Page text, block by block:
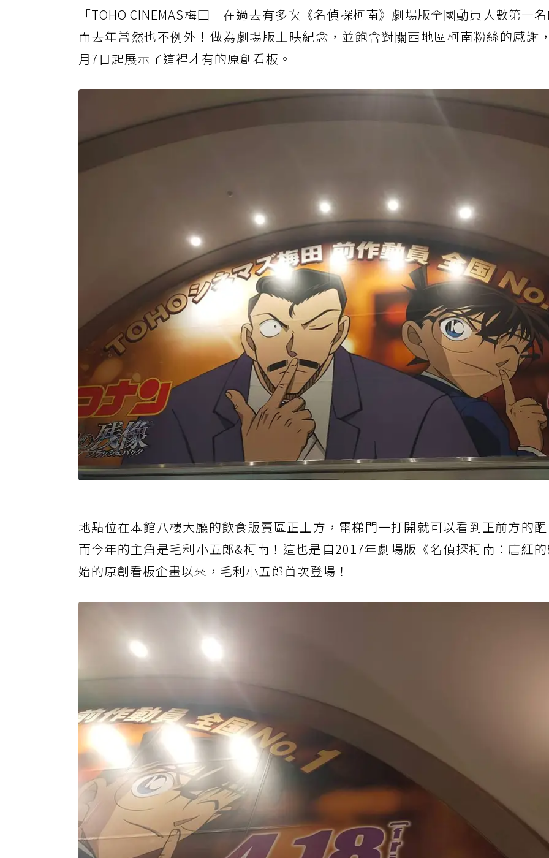
「TOHO CINEMAS梅田」在過去有多次《名偵探柯南》劇場版全國動員人數第一
而去年當然也不例外！做為劇場版上映紀念，並飽含對關西地區柯南粉絲的感謝
月7日起展示了這裡才有的原創看板。
地點位在本館八樓大廳的飲食販賣區正上方，電梯門一打開就可以看到正前方的
而今年的主角是毛利小五郎&柯南！這也是自2017年劇場版《名偵探柯南：唐紅
始的原創看板企畫以來，毛利小五郎首次登場！